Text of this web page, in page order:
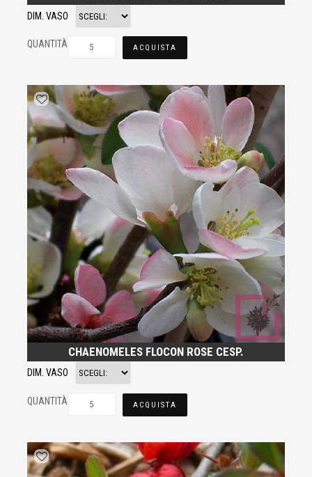
DIM. VASO
QUANTITÀ ACQUISTA
CHAENOMELES FLOCON ROSE CESP.
DIM. VASO
QUANTITÀ ACQUISTA